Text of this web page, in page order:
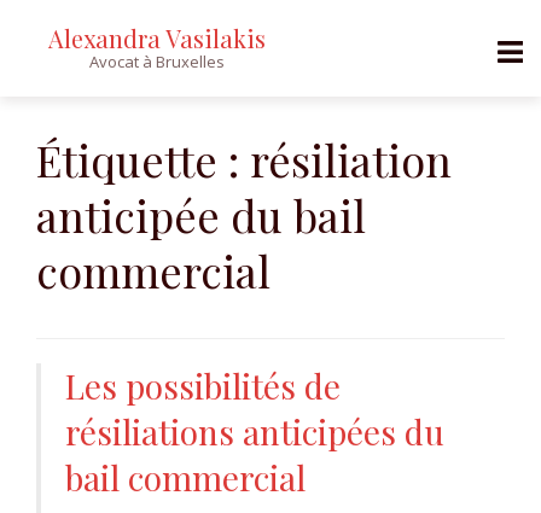
content
Alexandra Vasilakis
Avocat à Bruxelles
Étiquette : résiliation
anticipée du bail
commercial
Les possibilités de
résiliations anticipées du
bail commercial